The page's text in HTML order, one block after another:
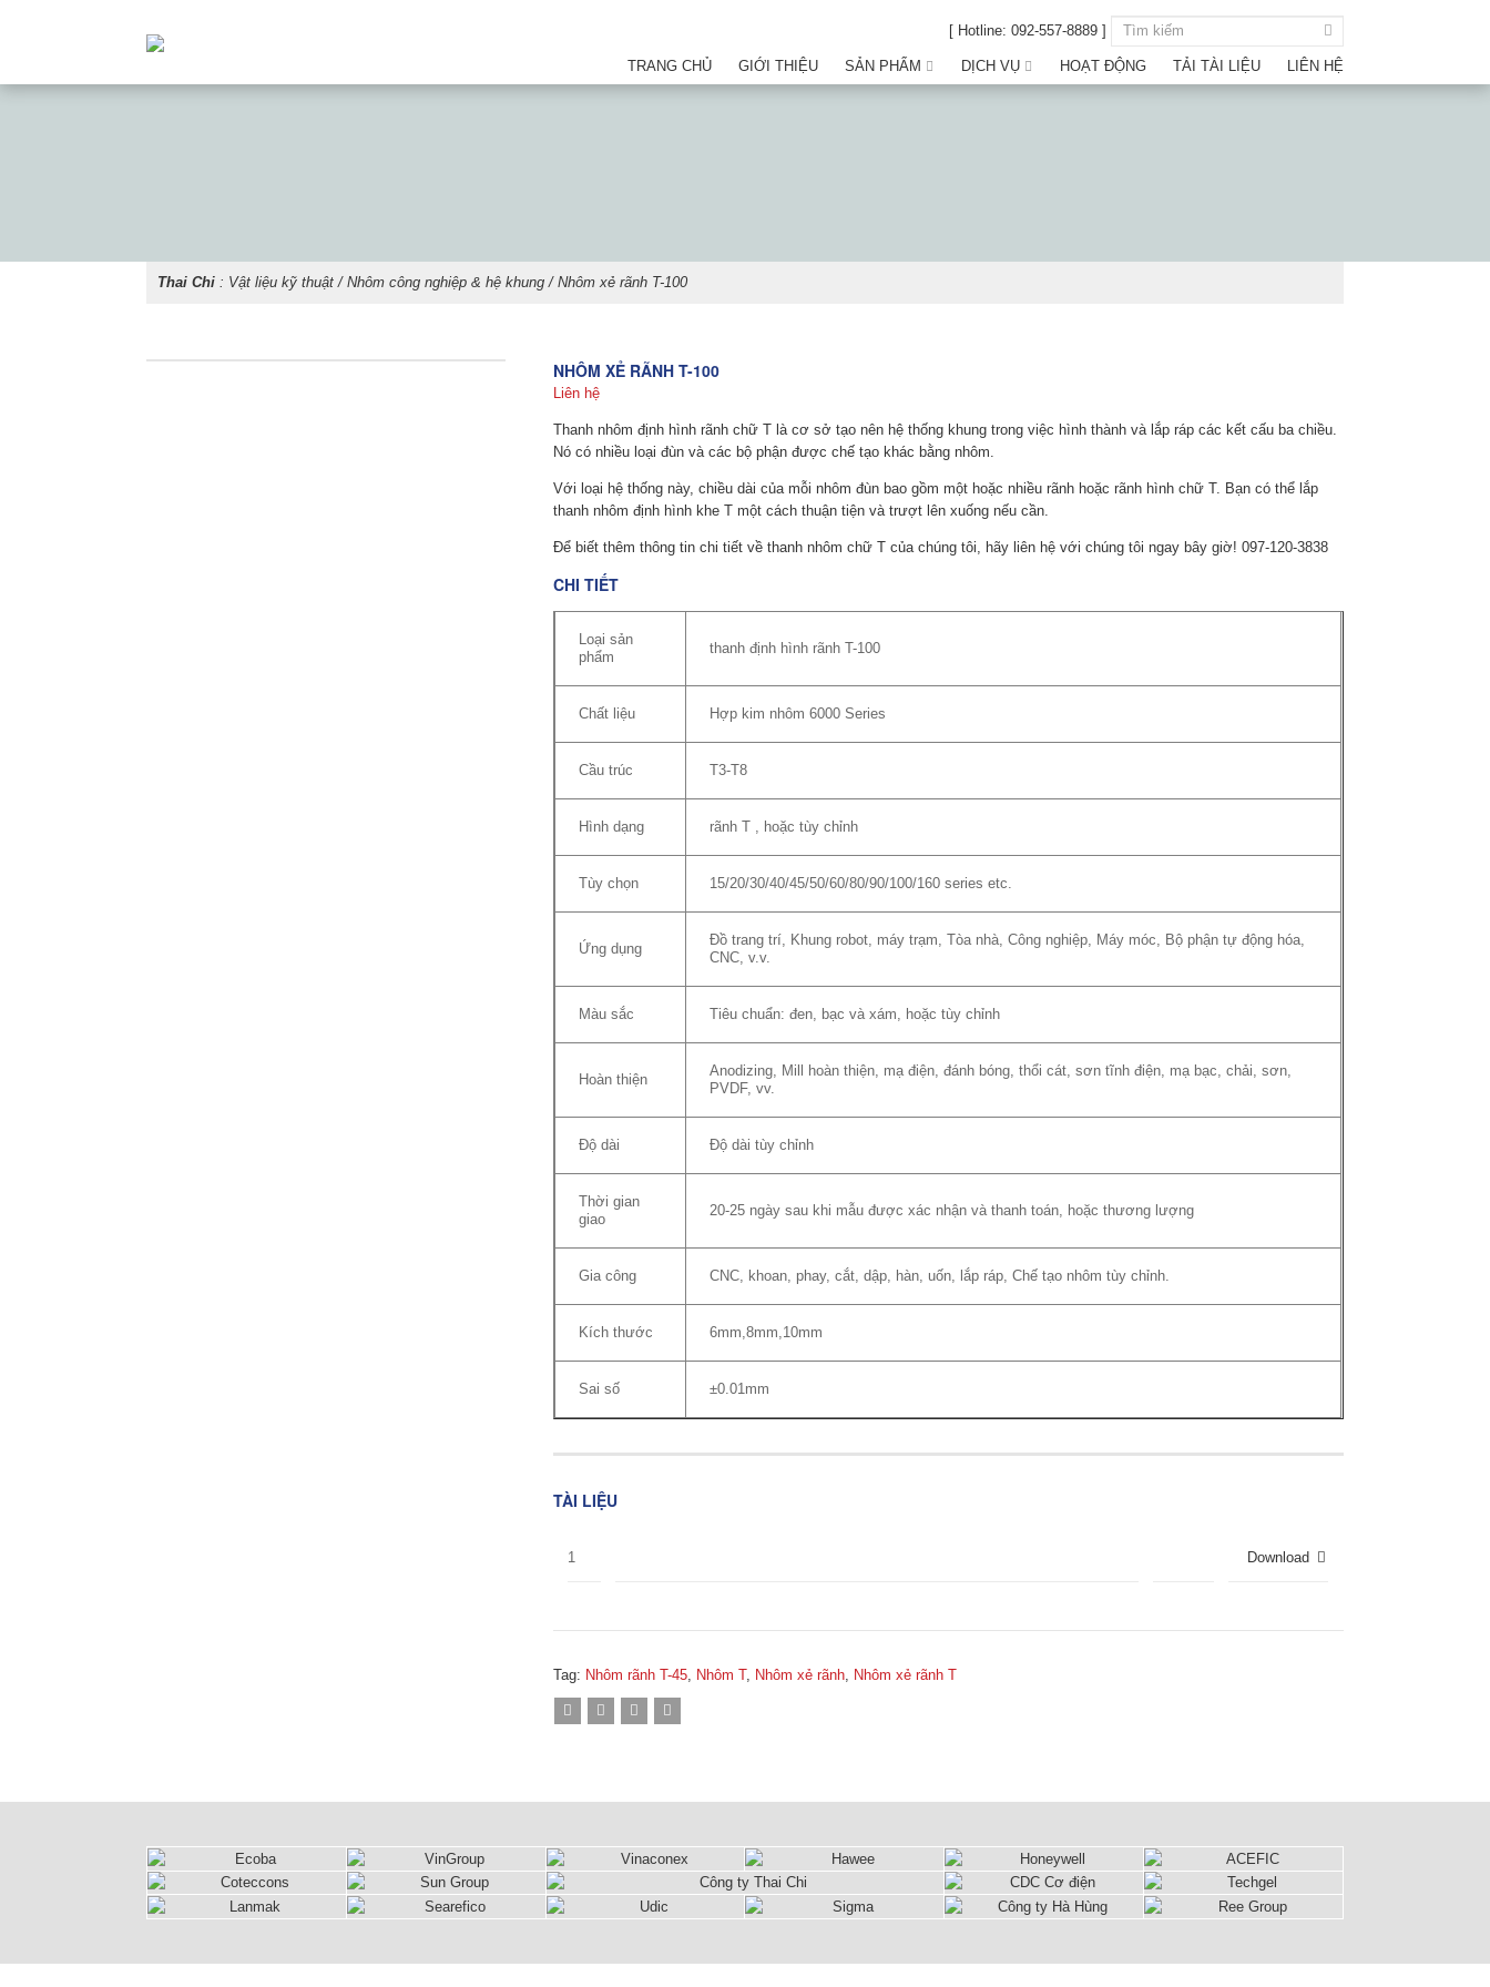
[ Hotline: 092-557-8889 ]
TRANG CHỦ GIỚI THIỆU SẢN PHẨM DỊCH VỤ HOẠT ĐỘNG TẢI TÀI LIỆU LIÊN HỆ
Thai Chi : Vật liệu kỹ thuật / Nhôm công nghiệp & hệ khung / Nhôm xẻ rãnh T-100
NHÔM XẺ RÃNH T-100
Liên hệ
Thanh nhôm định hình rãnh chữ T là cơ sở tạo nên hệ thống khung trong việc hình thành và lắp ráp các kết cấu ba chiều.
Nó có nhiều loại đùn và các bộ phận được chế tạo khác bằng nhôm.
Với loại hệ thống này, chiều dài của mỗi nhôm đùn bao gồm một hoặc nhiều rãnh hoặc rãnh hình chữ T. Bạn có thể lắp
thanh nhôm định hình khe T một cách thuận tiện và trượt lên xuống nếu cần.
Để biết thêm thông tin chi tiết về thanh nhôm chữ T của chúng tôi, hãy liên hệ với chúng tôi ngay bây giờ! 097-120-3838
CHI TIẾT
Loại sản
phẩm
thanh định hình rãnh T-100
Chất liệu Hợp kim nhôm 6000 Series
Cầu trúc T3-T8
Hình dạng rãnh T , hoặc tùy chỉnh
Tùy chọn 15/20/30/40/45/50/60/80/90/100/160 series etc.
Ứng dụng
Đồ trang trí, Khung robot, máy trạm, Tòa nhà, Công nghiệp, Máy móc, Bộ phận tự động hóa,
CNC, v.v.
Màu sắc Tiêu chuẩn: đen, bạc và xám, hoặc tùy chỉnh
Hoàn thiện
Anodizing, Mill hoàn thiện, mạ điện, đánh bóng, thổi cát, sơn tĩnh điện, mạ bạc, chải, sơn,
PVDF, vv.
Độ dài Độ dài tùy chỉnh
Thời gian
giao
20-25 ngày sau khi mẫu được xác nhận và thanh toán, hoặc thương lượng
Gia công CNC, khoan, phay, cắt, dập, hàn, uốn, lắp ráp, Chế tạo nhôm tùy chỉnh.
Kích thước 6mm,8mm,10mm
Sai số ±0.01mm
TÀI LIỆU
1 Download
Tag: Nhôm rãnh T-45, Nhôm T, Nhôm xẻ rãnh, Nhôm xẻ rãnh T